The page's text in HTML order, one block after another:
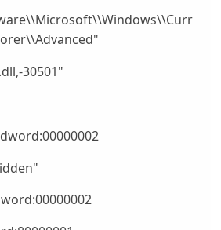
30501"